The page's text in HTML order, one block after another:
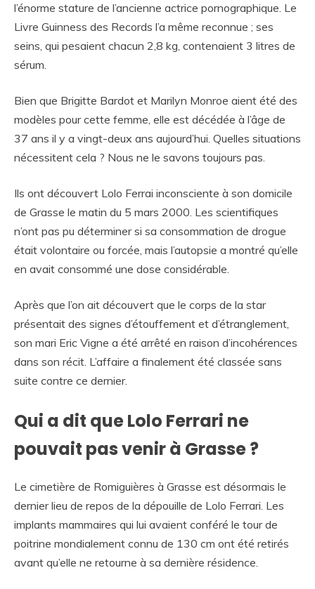
l’énorme stature de l’ancienne actrice pornographique. Le
Livre Guinness des Records l’a même reconnue ; ses
seins, qui pesaient chacun 2,8 kg, contenaient 3 litres de
sérum.
Bien que Brigitte Bardot et Marilyn Monroe aient été des
modèles pour cette femme, elle est décédée à l’âge de
37 ans il y a vingt-deux ans aujourd’hui. Quelles situations
nécessitent cela ? Nous ne le savons toujours pas.
Ils ont découvert Lolo Ferrai inconsciente à son domicile
de Grasse le matin du 5 mars 2000. Les scientifiques
n’ont pas pu déterminer si sa consommation de drogue
était volontaire ou forcée, mais l’autopsie a montré qu’elle
en avait consommé une dose considérable.
Après que l’on ait découvert que le corps de la star
présentait des signes d’étouffement et d’étranglement,
son mari Eric Vigne a été arrêté en raison d’incohérences
dans son récit. L’affaire a finalement été classée sans
suite contre ce dernier.
Qui a dit que Lolo Ferrari ne
pouvait pas venir à Grasse ?
Le cimetière de Romiguières à Grasse est désormais le
dernier lieu de repos de la dépouille de Lolo Ferrari. Les
implants mammaires qui lui avaient conféré le tour de
poitrine mondialement connu de 130 cm ont été retirés
avant qu’elle ne retourne à sa dernière résidence.